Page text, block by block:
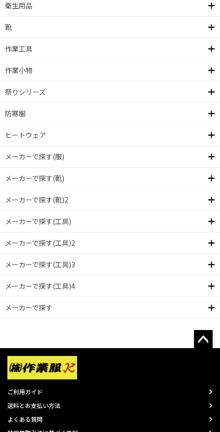
衛生用品
靴
作業工具
作業小物
祭りシリーズ
防寒服
ヒートウェア
メーカーで探す(服)
メーカーで探す(靴)
メーカーで探す(靴)2
メーカーで探す(工具)
メーカーで探す(工具)2
メーカーで探す(工具)3
メーカーで探す(工具)4
メーカーで探す
ご利用ガイド
送料とお支払い方法
よくある質問